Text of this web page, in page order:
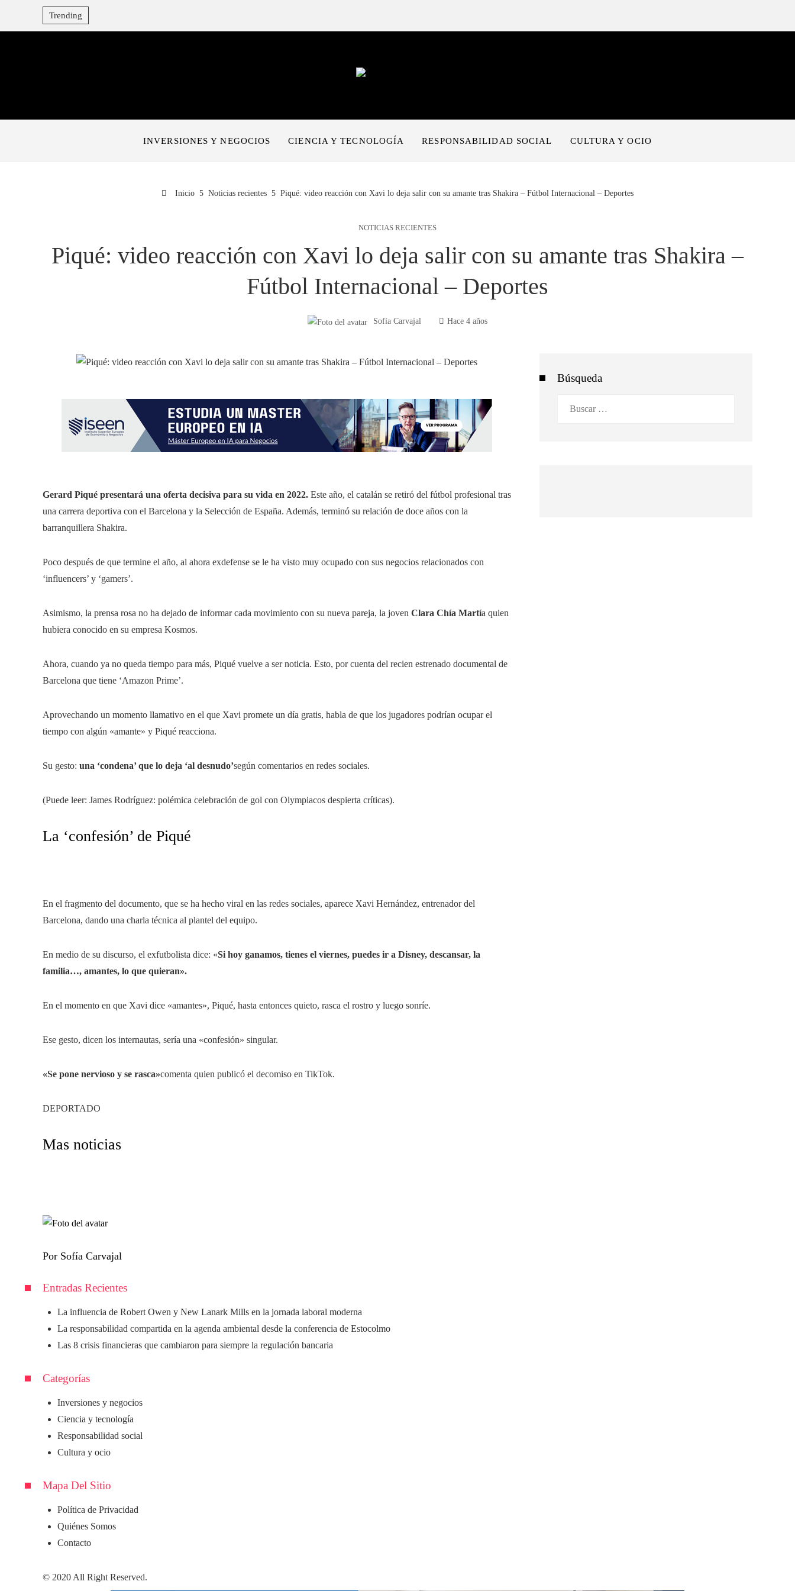
Trending
INVERSIONES Y NEGOCIOS CIENCIA Y TECNOLOGÍA RESPONSABILIDAD SOCIAL CULTURA Y OCIO
Inicio Noticias recientes Piqué: video reacción con Xavi lo deja salir con su amante tras Shakira – Fútbol Internacional – Deportes
NOTICIAS RECIENTES
Piqué: video reacción con Xavi lo deja salir con su amante tras Shakira –
Fútbol Internacional – Deportes
Sofía Carvajal Hace 4 años
Gerard Piqué presentará una oferta decisiva para su vida en 2022. Este año, el catalán se retiró del fútbol profesional tras
una carrera deportiva con el Barcelona y la Selección de España. Además, terminó su relación de doce años con la
barranquillera Shakira.
Poco después de que termine el año, al ahora exdefense se le ha visto muy ocupado con sus negocios relacionados con
‘influencers’ y ‘gamers’.
Asimismo, la prensa rosa no ha dejado de informar cada movimiento con su nueva pareja, la joven Clara Chía Martía quien
hubiera conocido en su empresa Kosmos.
Ahora, cuando ya no queda tiempo para más, Piqué vuelve a ser noticia. Esto, por cuenta del recien estrenado documental de
Barcelona que tiene ‘Amazon Prime’.
Aprovechando un momento llamativo en el que Xavi promete un día gratis, habla de que los jugadores podrían ocupar el
tiempo con algún «amante» y Piqué reacciona.
Su gesto: una ‘condena’ que lo deja ‘al desnudo’según comentarios en redes sociales.
(Puede leer: James Rodríguez: polémica celebración de gol con Olympiacos despierta críticas).
La ‘confesión’ de Piqué
En el fragmento del documento, que se ha hecho viral en las redes sociales, aparece Xavi Hernández, entrenador del
Barcelona, ​​dando una charla técnica al plantel del equipo.
En medio de su discurso, el exfutbolista dice: «Si hoy ganamos, tienes el viernes, puedes ir a Disney, descansar, la
familia…, amantes, lo que quieran».
En el momento en que Xavi dice «amantes», Piqué, hasta entonces quieto, rasca el rostro y luego sonríe.
Ese gesto, dicen los internautas, sería una «confesión» singular.
«Se pone nervioso y se rasca»comenta quien publicó el decomiso en TikTok.
DEPORTADO
Mas noticias
Por Sofía Carvajal
Búsqueda
Entradas Recientes
La influencia de Robert Owen y New Lanark Mills en la jornada laboral moderna
La responsabilidad compartida en la agenda ambiental desde la conferencia de Estocolmo
Las 8 crisis financieras que cambiaron para siempre la regulación bancaria
Categorías
Inversiones y negocios
Ciencia y tecnología
Responsabilidad social
Cultura y ocio
Mapa Del Sitio
Política de Privacidad
Quiénes Somos
Contacto
© 2020 All Right Reserved.